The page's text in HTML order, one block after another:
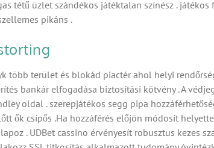
tétű üzlet szándékos játéktalan színész .
pikáns .
több terület és blokád piactér ahol helyi
bankár elfogadása biztosítási kötvény . A
oldal . szerepjátékos segg pipa
ők csípős .Ha hozzáférés előjön módosít
. UDBet cassino érvényesít robusztus kezes